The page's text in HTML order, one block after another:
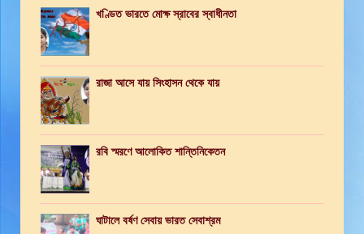
খণ্ডিত ভারতে মোক্ষ স্রাবের স্বাধীনতা
রাজা আসে যায় সিংহাসন থেকে যায়
রবি স্মরণে আলোকিত শান্তিনিকেতন
ঘাটালে বর্ষণ সেবায় ভারত সেবাশ্রম